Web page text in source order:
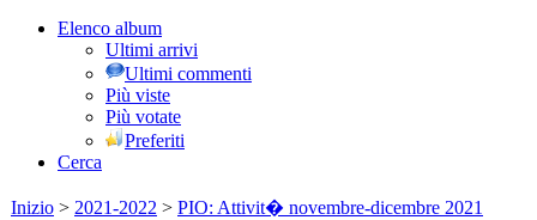
Elenco album
Ultimi arrivi
Ultimi commenti
Più viste
Più votate
Preferiti
Cerca
Inizio > 2021-2022 > PIO: Attivit� novembre-dicembre 2021